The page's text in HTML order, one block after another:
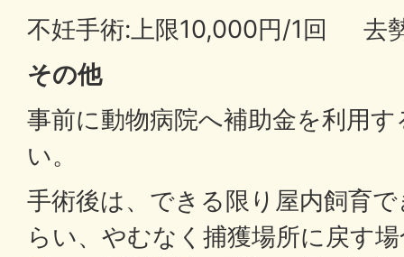
不妊手術:上限10,000円/1回 去
その他
事前に動物病院へ補助金を利用
い。
手術後は、できる限り屋内飼育
らい、やむなく捕獲場所に戻す